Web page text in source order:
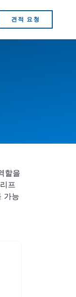
견적 요청
할을
프
가능